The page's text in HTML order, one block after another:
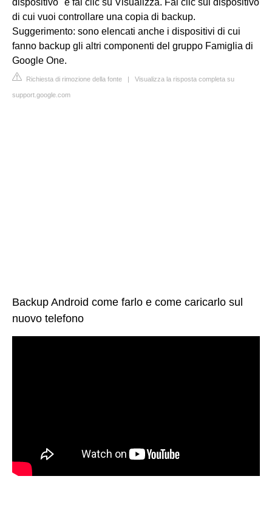
dispositivo" e fai clic su Visualizza. Fai clic sul dispositivo
di cui vuoi controllare una copia di backup.
Suggerimento: sono elencati anche i dispositivi di cui
fanno backup gli altri componenti del gruppo Famiglia di
Google One.
Richiesta di rimozione della fonte | Visualizza la risposta completa su
support.google.com
Backup Android come farlo e come caricarlo sul
nuovo telefono